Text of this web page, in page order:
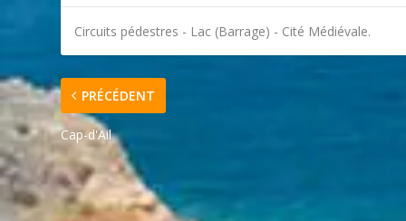
Circuits pédestres - Lac (Barrage) - Cité Médiévale.
PRÉCÉDENT
Cap-d'Ail